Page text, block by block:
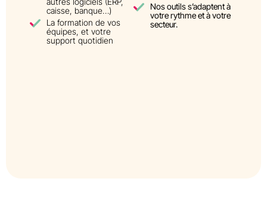
caisse, banque…)
La formation de vos
équipes, et votre
support quotidien
Nos outils s’adaptent à
votre rythme et à votre
secteur.